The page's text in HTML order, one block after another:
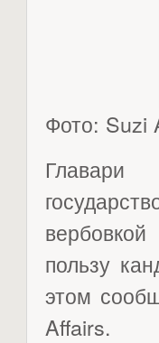
Фото: Suzi
Главари
пользу
этом
Affairs.